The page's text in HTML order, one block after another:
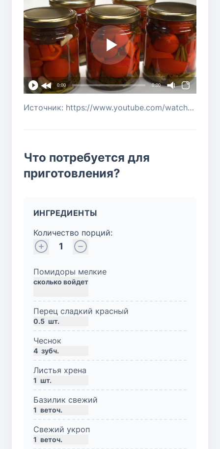
0:00 0:00
Источник: https://www.youtube.com/watch?v=lgDkuvgy5Os
Что потребуется для
приготовления?
ИНГРЕДИЕНТЫ
Количество порций:
1
Помидоры мелкие
сколько войдет
Перец сладкий красный
0.5 шт.
Чеснок
4 зубч.
Листья хрена
1 шт.
Базилик свежий
1 веточ.
Свежий укроп
1 веточ.